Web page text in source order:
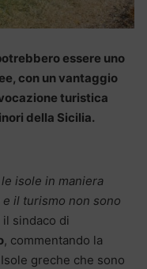
essere uno
con un vantaggio
turistica
della Sicilia.
isole in maniera
il turismo non sono
il sindaco di
, commentando la
greche che sono